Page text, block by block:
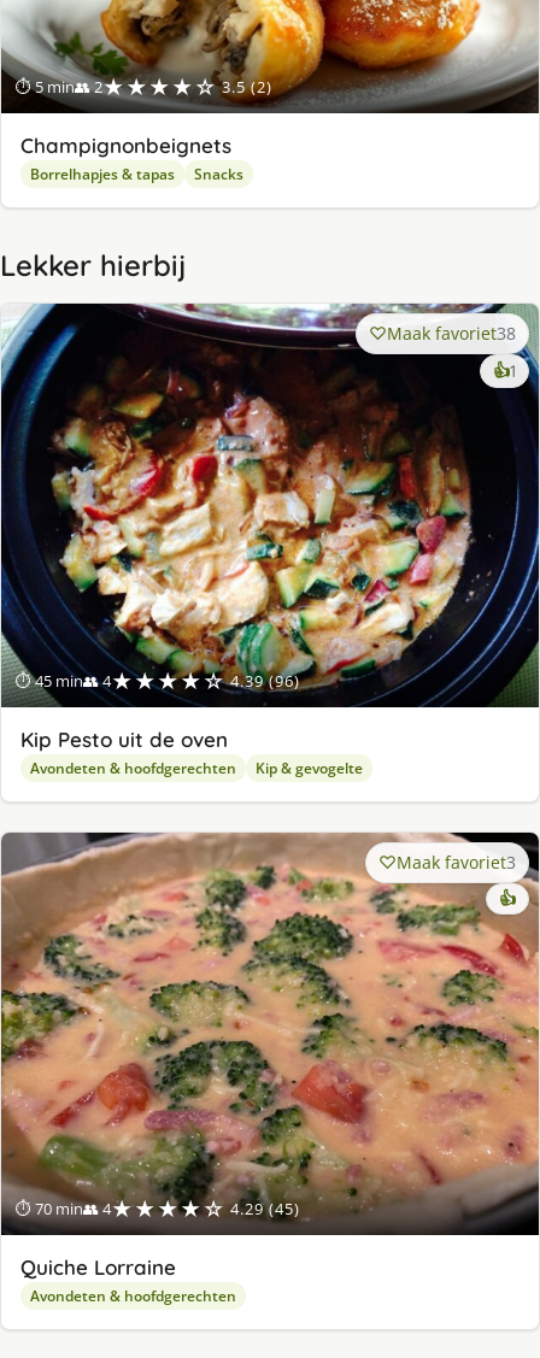
⏱ 5 min👥 2★★★★☆ 3.5 (2)
Champignonbeignets
Borrelhapjes & tapas Snacks
Lekker hierbij
⏱ 45 min👥 4★★★★☆ 4.39 (96)
Maak favoriet38
👍1
Kip Pesto uit de oven
Avondeten & hoofdgerechten Kip & gevogelte
⏱ 70 min👥 4★★★★☆ 4.29 (45)
Maak favoriet3
👍
Quiche Lorraine
Avondeten & hoofdgerechten